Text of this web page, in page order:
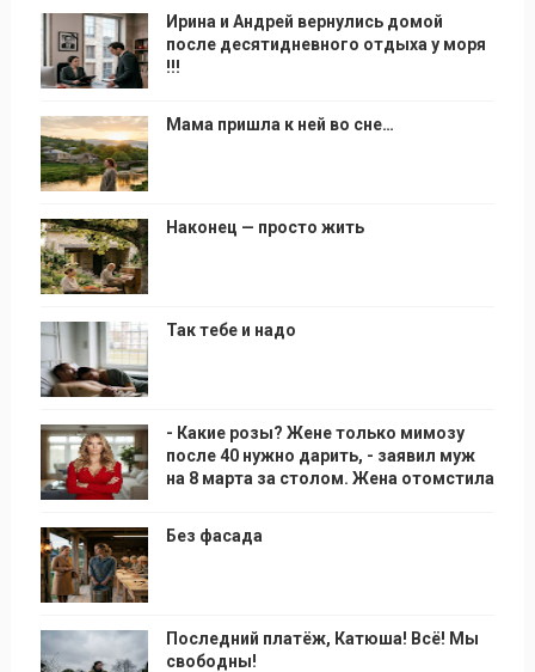
Ирина и Андрей вернулись домой
после десятидневного отдыха у моря
!!!
Мама пришла к ней во сне…
Наконец — просто жить
Так тебе и надо
- Какие розы? Жене только мимозу
после 40 нужно дарить, - заявил муж
на 8 марта за столом. Жена отомстила
Без фасада
Последний платёж, Катюша! Всё! Мы
свободны!